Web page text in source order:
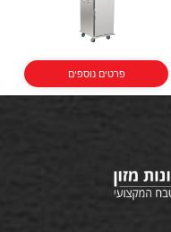
פרטים נוספים